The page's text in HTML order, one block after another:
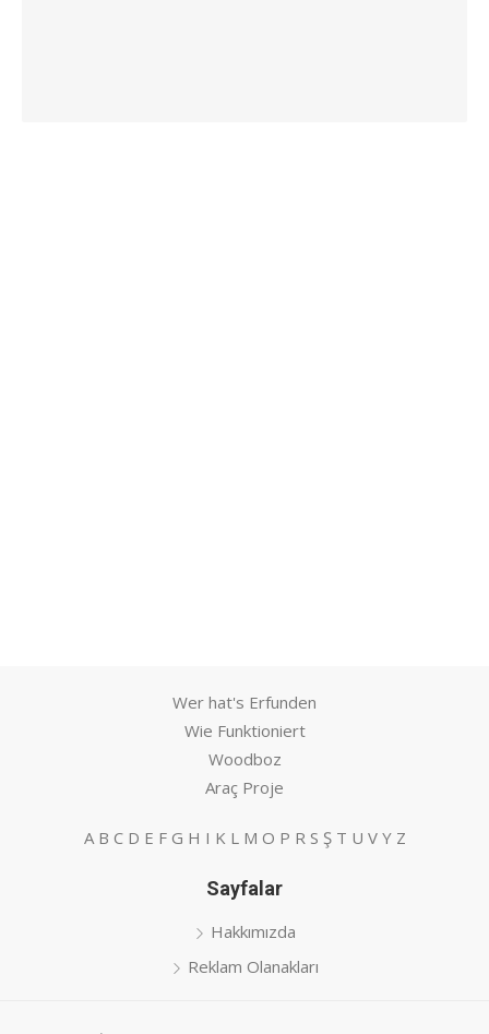
Wer hat's Erfunden
Wie Funktioniert
Woodboz
Araç Proje
A B C D E F G H I K L M O P R S Ş T U V Y Z
Sayfalar
Hakkımızda
Reklam Olanakları